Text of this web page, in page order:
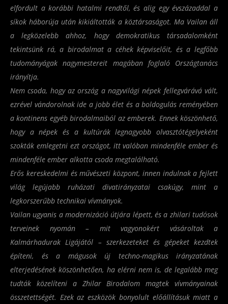
elfordult a korábbi hatalmi rendtől, és alig egy évszázaddal a
síkok háborúja után kikiáltották a köztársaságot. Ma Vailan áll
a legközelebb ahhoz, hogy demokratikus társadalomként
tekintsünk rá, a birodalmat a céhek képviselőit, és a legfőbb
tudományágak nagymestereit magában foglaló Országtanács
irányítja.
Nem csoda, hogy az ország a nagyvilági népek fellegvárává vált,
ezrével vándorolnak ide a jobb élet és a boldogulás reményében
a kontinens egyéb birodalmaiból az emberek. Ennek köszönhető,
hogy a népek és a kultúrák legnagyobb olvasztótégelyeként
szokták emlegetni ezt országot, itt valóban mindenféle ember és
mindenféle ember alkotta csoda megtalálható.
Erős kereskedelmi és művészeti központ, innen indulnak a fejlett
világ legújabb ruházati divatirányzatai csakúgy, mint a
legkorszerűbb technikai vívmányok.
Vailan ugyanis a modernizáció útjára lépett, és a zhilari tudósok
terveinek nyomán – mit vagyonokért vásároltak a
Kalmárhadurak Ligájától – szerkezeteket és gépeket kezdtek
építeni, és a mágusok új techno-magikus irányzatának
elterjedésének köszönhetően, ha elérni nem is, de legalább meg
tudták közelíteni a Zhilar Birodalom magtek vívmányainak
összetettségét. Ezek az eszközök bonyolult előállításuk miatt a